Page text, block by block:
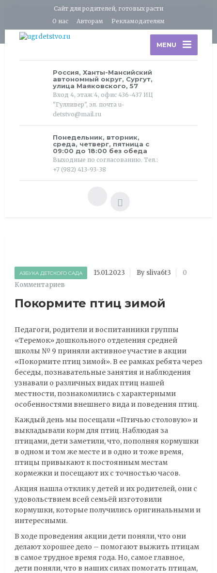
Сайт для родителей, готовых расти
О нас
Авторам Рекламодателям
MENU
Россия, Ханты-Мансийский
автономный округ, Сургут,
улица Маяковского, 57
Вход 4, этаж 4, офис 436-437 ИЦ
"Гулливер", эл. почта u-
detstvo@mail.ru
Понедельник, вторник,
среда, четверг, пятница с
09:00 до 18:00 без обеда
Выходные по согласованию. Тел.:
+7 (982) 413-93-38
АЗБУКА ДЕТСКОГО САДА 15.01.2023 By sliva6t3
0
Комментариев
Покормите птиц зимой
Педагоги, родители и воспитанники группы
«Теремок» дошкольного отделения средней
школы № 9 приняли активное участие в акции
«Покормите птиц зимой». В ее рамках ребята через
беседы, познавательные занятия и наблюдения
узнавали о различных видах птиц нашей
местности, познакомились с характерными
особенностями внешнего вида и поведения птиц.
Каждый день мы посещали «Птичью столовую» и
выкладывали корм для птиц. Наблюдая за
птицами, дети заметили, что, пополняя кормушки
в одном и том же месте и в одно и тоже время,
птицы привыкают к постоянным местам
кормежки и посещают их с точностью часов.
Акция нашла отклик у детей и их родителей, они с
удовольствием всей семьёй изготовили
кормушки, которые получились оригинальными и
интересными.
В ходе проведения акции дети поняли, что они
делают хорошее дело – помогают выжить птицам
в самое трудное время года. Но, самое главное,
дети поняли, что в наших силах помогать птицам,